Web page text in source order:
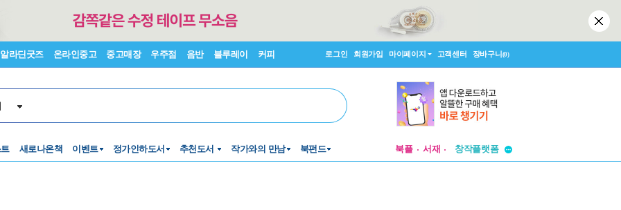
알라딘굿즈 온라인중고 중고매장 우주점 음반 블루레이 커피 로그인 회원가입 마이페이지 고객센터 장바구니(0)
새로나온책 이벤트 정가인하도서 추천도서 작가와의 만남 북펀드 북플 서재
창작플랫폼